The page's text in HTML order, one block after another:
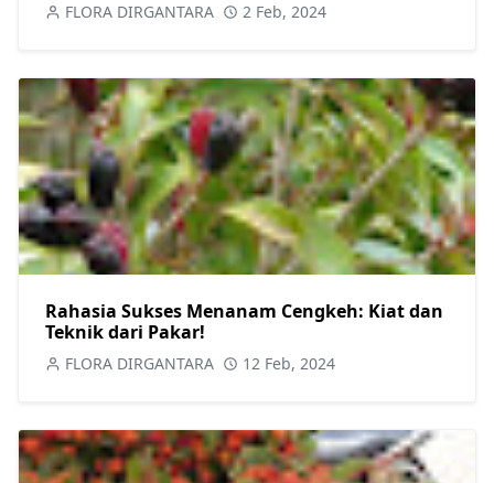
FLORA DIRGANTARA 2 Feb, 2024
Rahasia Sukses Menanam Cengkeh: Kiat dan
Teknik dari Pakar!
FLORA DIRGANTARA 12 Feb, 2024